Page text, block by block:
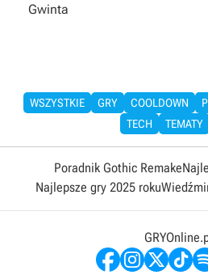
Gwinta
WSZYSTKIE GRY COOLDOWN
TECH
TEMATY
Poradnik Gothic Remake
Najlepsze gry 2025 roku